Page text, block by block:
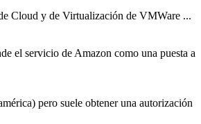
Cloud y de Virtualización de VMWare ...
el servicio de Amazon como una puesta a
pero suele obtener una autorización